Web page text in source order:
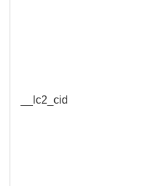
__lc2_cid